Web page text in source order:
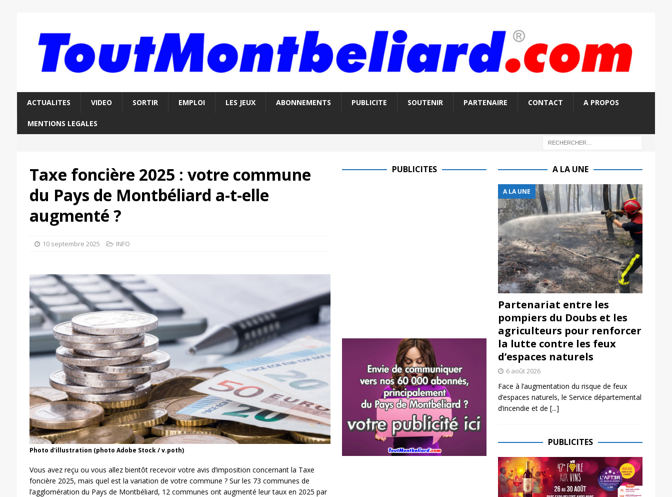
ACTUALITES VIDEO SORTIR EMPLOI LES JEUX ABONNEMENTS PUBLICITE SOUTENIR PARTENAIRE CONTACT A PROPOS
MENTIONS LEGALES
Taxe foncière 2025 : votre commune
du Pays de Montbéliard a-t-elle
augmenté ?
10 septembre 2025 INFO
Photo d'illustration (photo Adobe Stock / v.poth)
Vous avez reçu ou vous allez bientôt recevoir votre avis d’imposition concernant la Taxe
foncière 2025, mais quel est la variation de votre commune ? Sur les 73 communes de
l’agglomération du Pays de Montbéliard, 12 communes ont augmenté leur taux en 2025 par
PUBLICITES A LA UNE
A LA UNE
Partenariat entre les
pompiers du Doubs et les
agriculteurs pour renforcer
la lutte contre les feux
d’espaces naturels
6 août 2026
Face à l’augmentation du risque de feux
d’espaces naturels, le Service départemental
d’incendie et de [...]
PUBLICITES